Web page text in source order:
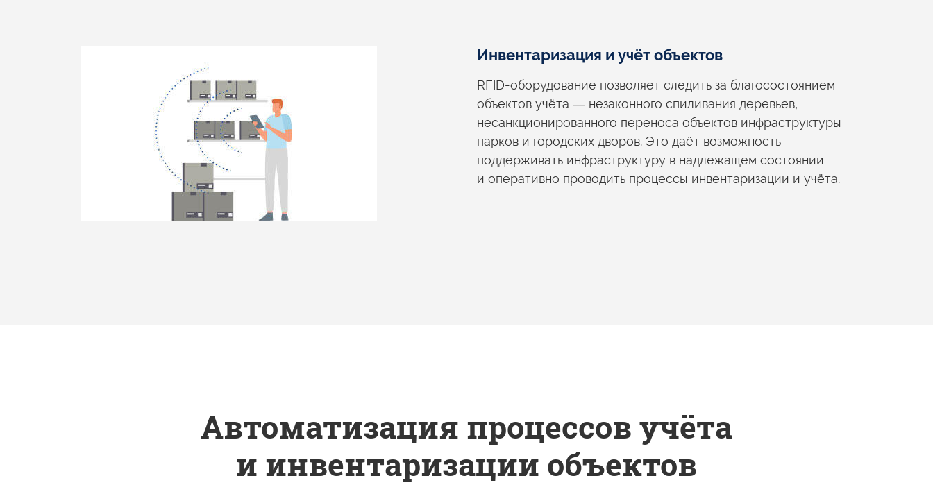
Инвентаризация и учётобъектов
RFID-оборудование позволяет следить за благосостоянием
объектов учёта — незаконного спиливания деревьев,
несанкционированного переноса объектов инфраструктуры
парков и городских дворов. Это даёт возможность
поддерживать инфраструктуру в надлежащем состоянии
и оперативно проводить процессы инвентаризации и учёта.
Автоматизация процессов учёта
и инвентаризации объектов